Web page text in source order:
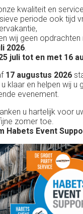
Bank:
KvK: 17167131
BTW:
Uw partner in:
Evenementen
Feestverhuur
Licht- en
Horeca verhuur
kwaliteit en
periode ook tijd
wij geen opdrachten
2026.
juli tot en met 16
17 augustus 2026
klaar en helpen wij u
evenement.
u hartelijk voor
zomer toe.
Habets Event